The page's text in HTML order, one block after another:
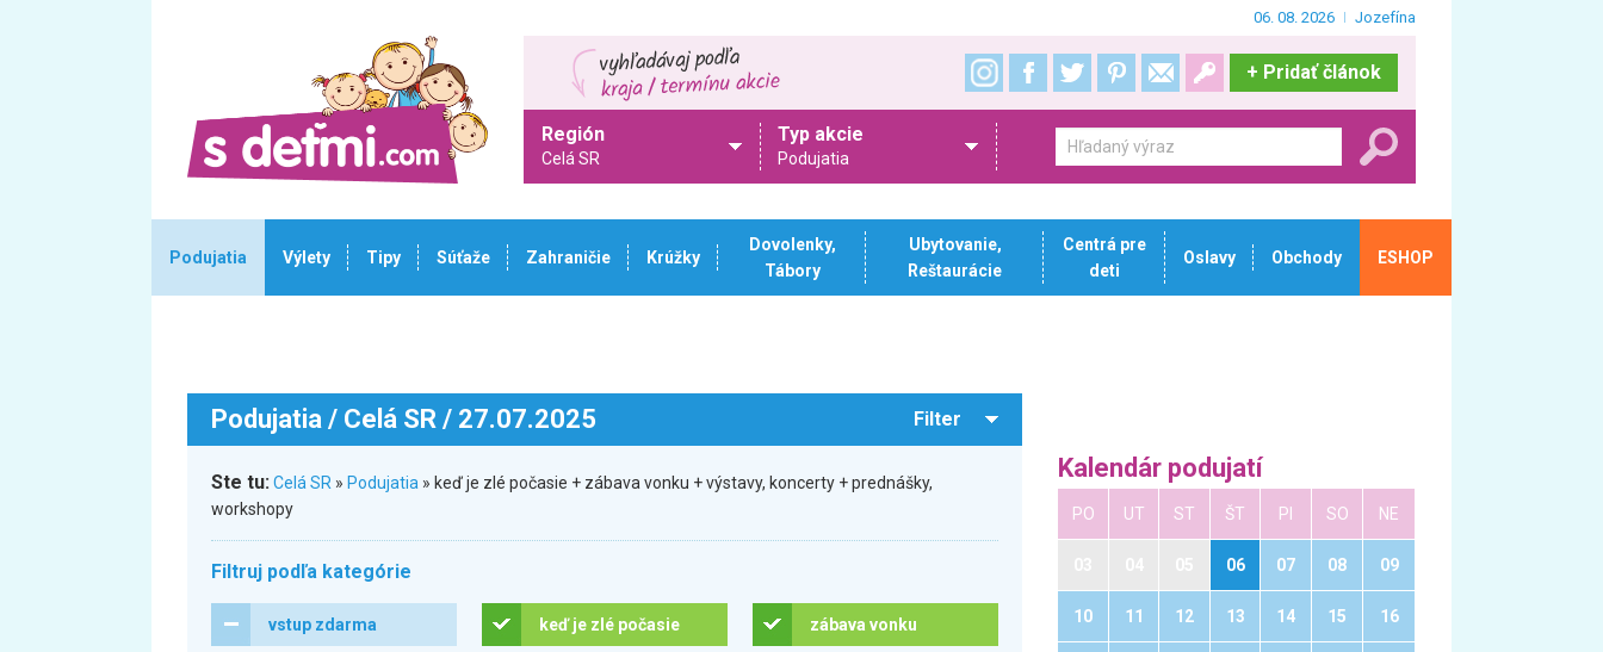
06. 08. 2026 Jozefína
+ Pridať článok
Región
Celá SR
Typ akcie
Podujatia
Podujatia Výlety Tipy Súťaže Zahraničie Krúžky
Dovolenky,
Tábory
Ubytovanie,
Reštaurácie
Centrá pre
deti
Oslavy Obchody ESHOP
Podujatia / Celá SR / 27.07.2025 Filter
Ste tu:Celá SR » Podujatia » keď je zlé počasie + zábava vonku + výstavy, koncerty + prednášky,
workshopy
Filtruj podľa kategórie
vstup zdarma keď je zlé počasie zábava vonku
Kalendár podujatí
PO UT ST ŠT PI SO NE
06 07 08 09
10 11 12 13 14 15 16